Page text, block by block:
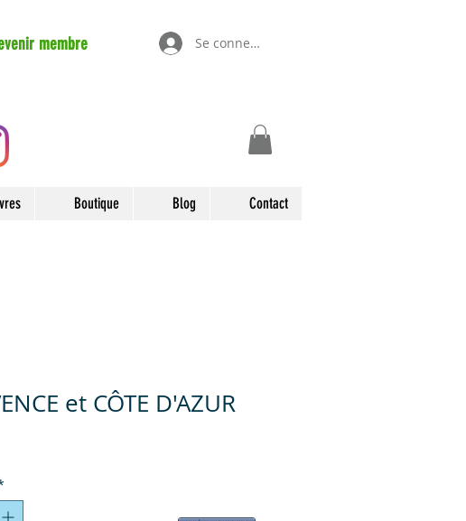
membre Se connecter
Boutique Blog Contact
et CÔTE D'AZUR